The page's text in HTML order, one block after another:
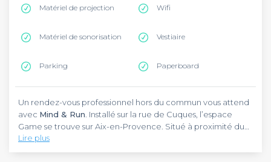
Matériel de projection Wifi
Matériel de sonorisation Vestiaire
Parking Paperboard
Un rendez-vous professionnel hors du commun vous attend
avec Mind & Run . Installé sur la rue de Cuques, l’espace
Game se trouve sur Aix-en-Provence. Situé à proximité du
Crous, l’établissement est facilement accessible en voiture.
Pour vous y rendre, vous pouvez emprunter le Bus M2 qui
Dans un cadre sophistiqué, leMind & Runest construit non
Lire plus